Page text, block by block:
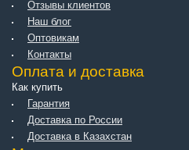
Отзывы клиентов
Наш блог
Оптовикам
Контакты
Оплата и доставка
Как купить
Гарантия
Доставка по России
Доставка в Казахстан